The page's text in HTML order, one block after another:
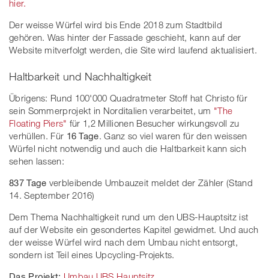
hier.
Der weisse Würfel wird bis Ende 2018 zum Stadtbild
gehören. Was hinter der Fassade geschieht, kann auf der
Website mitverfolgt werden, die Site wird laufend aktualisiert.
Haltbarkeit und Nachhaltigkeit
Übrigens: Rund 100'000 Quadratmeter Stoff hat Christo für
sein Sommerprojekt in Norditalien verarbeitet, um "The
Floating Piers" für 1,2 Millionen Besucher wirkungsvoll zu
verhüllen. Für 16 Tage. Ganz so viel waren für den weissen
Würfel nicht notwendig und auch die Haltbarkeit kann sich
sehen lassen:
837 Tage verbleibende Umbauzeit meldet der Zähler (Stand
14. September 2016)
Dem Thema Nachhaltigkeit rund um den UBS-Hauptsitz ist
auf der Website ein gesondertes Kapitel gewidmet. Und auch
der weisse Würfel wird nach dem Umbau nicht entsorgt,
sondern ist Teil eines Upcycling-Projekts.